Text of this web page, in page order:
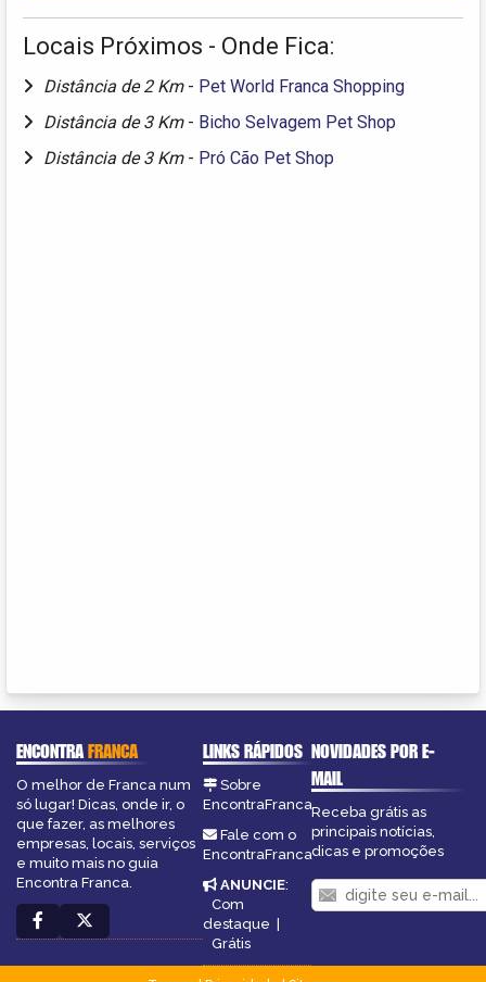
Locais Próximos - Onde Fica:
Distância de 2 Km - Pet World Franca Shopping
Distância de 3 Km - Bicho Selvagem Pet Shop
Distância de 3 Km - Pró Cão Pet Shop
ENCONTRAFRANCA
O melhor de Franca num
só lugar! Dicas, onde ir, o
que fazer, as melhores
empresas, locais, serviços
e muito mais no guia
Encontra Franca.
LINKS RÁPIDOS
Sobre
EncontraFranca
Fale com o
EncontraFranca
ANUNCIE:
Com
destaque |
Grátis
NOVIDADES POR E-
MAIL
Receba grátis as
principais notícias,
dicas e promoções